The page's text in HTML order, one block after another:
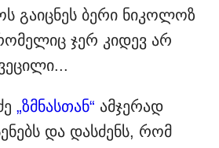
გაიცნეს ბერი ნიკოლოზ
ჯერ კიდევ არ
„ზმნასთან“ ამჯერად
და დასძენს, რომ